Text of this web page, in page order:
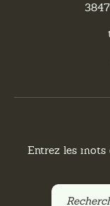
Entrez les
Recherchez